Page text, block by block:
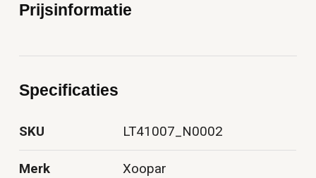
Prijsinformatie
Specificaties
SKU LT41007_N0002
Merk Xoopar